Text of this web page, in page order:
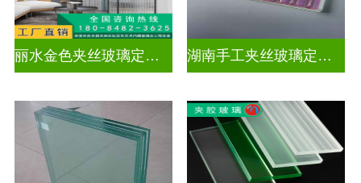
丽水金色夹丝玻璃定制电话 湖南手工夹丝玻璃定制工厂